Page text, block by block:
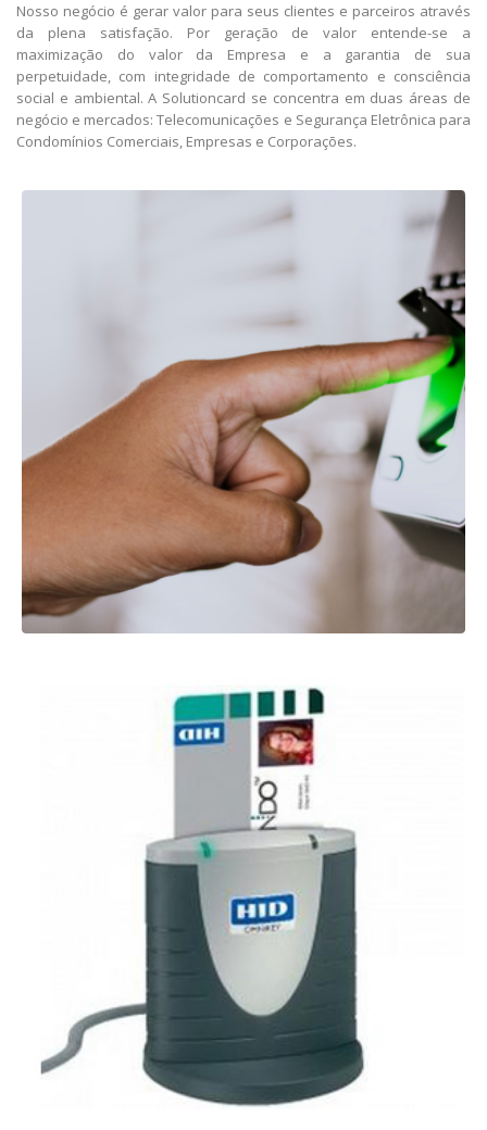
Nosso negócio é gerar valor para seus clientes e parceiros através
da plena satisfação. Por geração de valor entende-se a
maximização do valor da Empresa e a garantia de sua
perpetuidade, com integridade de comportamento e consciência
social e ambiental. A Solutioncard se concentra em duas áreas de
negócio e mercados: Telecomunicações e Segurança Eletrônica para
Condomínios Comerciais, Empresas e Corporações.